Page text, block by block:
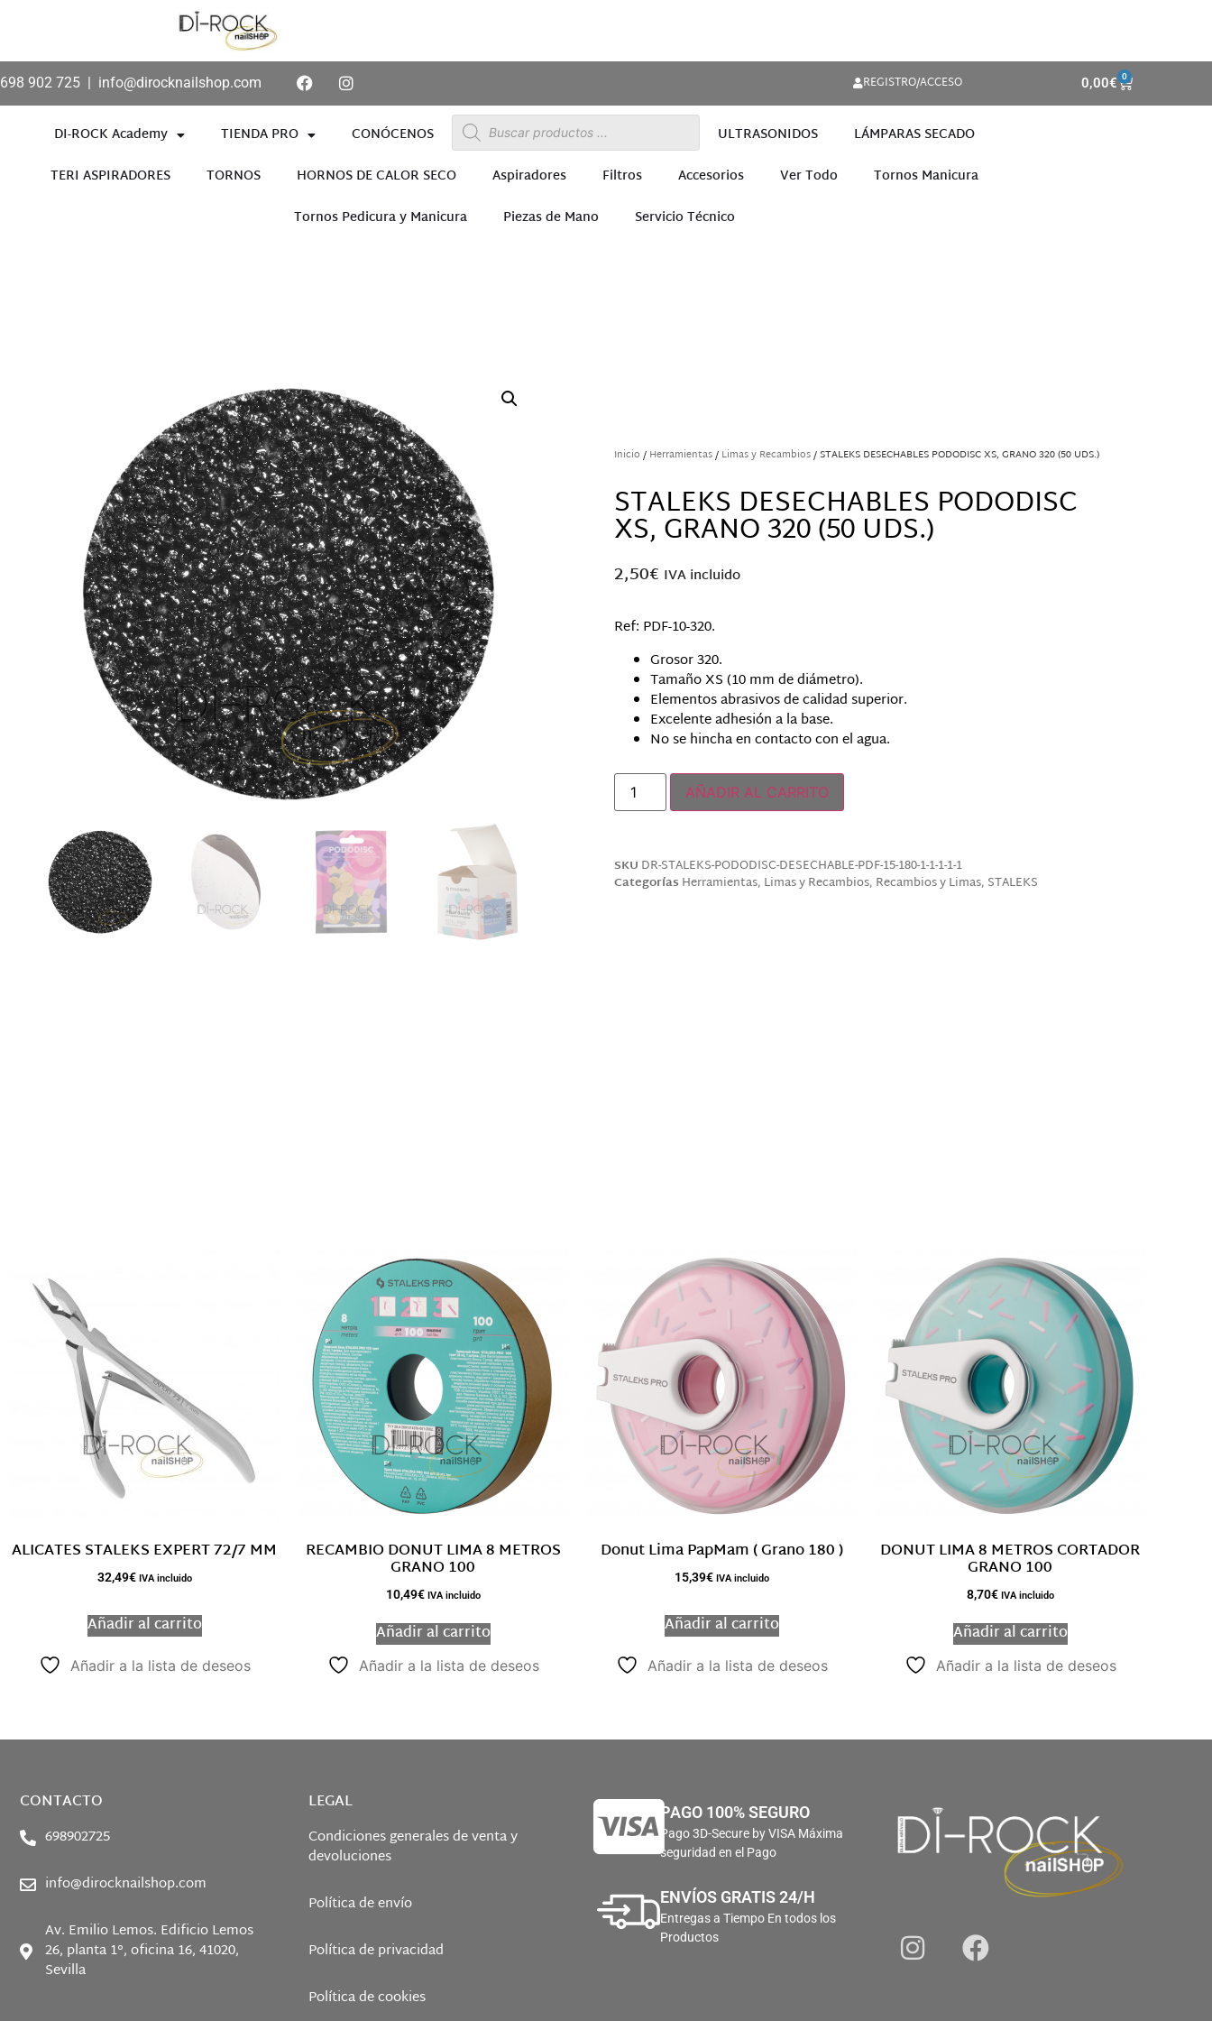
698 902 725 | info@dirocknailshop.com REGISTRO/ACCESO 0,00€ 0
DI-ROCK Academy TIENDA PRO CONÓCENOS ULTRASONIDOS
LÁMPARAS SECADO
TERI ASPIRADORES
TORNOS HORNOS DE CALOR SECO Aspiradores Filtros Accesorios Ver Todo
Tornos Manicura
Tornos Pedicura y Manicura
Piezas de Mano Servicio Técnico
Inicio / Herramientas/ Limas y Recambios/ STALEKS DESECHABLES PODODISC XS, GRANO 320 (50 UDS.)
STALEKS DESECHABLES PODODISC
XS, GRANO 320 (50 UDS.)
2,50€ IVA incluido
Ref: PDF-10-320.
Grosor 320.
Tamaño XS (10 mm de diámetro).
Elementos abrasivos de calidad superior.
Excelente adhesión a la base.
No se hincha en contacto con el agua.
AÑADIR AL CARRITO
SKU DR-STALEKS-PODODISC-DESECHABLE-PDF-15-180-1-1-1-1-1
Categorías Herramientas, Limas y Recambios, Recambios y Limas, STALEKS
ALICATES STALEKS EXPERT 72/7 MM
32,49€ IVA incluido
Añadir al carrito
Añadir a la lista de deseos
RECAMBIO DONUT LIMA 8 METROS
GRANO 100
10,49€ IVA incluido
Añadir al carrito
Añadir a la lista de deseos
Donut Lima PapMam ( Grano 180 )
15,39€ IVA incluido
Añadir al carrito
Añadir a la lista de deseos
DONUT LIMA 8 METROS CORTADOR
GRANO 100
8,70€ IVA incluido
Añadir al carrito
Añadir a la lista de deseos
CONTACTO
698902725
info@dirocknailshop.com
Av. Emilio Lemos. Edificio Lemos
26, planta 1°, oficina 16, 41020,
Sevilla
LEGAL
Condiciones generales de venta y
devoluciones
Política de envío
Política de privacidad
Política de cookies
PAGO 100% SEGURO
Pago 3D-Secure by VISA Máxima
seguridad en el Pago
ENVÍOS GRATIS 24/H
Entregas a Tiempo En todos los
Productos